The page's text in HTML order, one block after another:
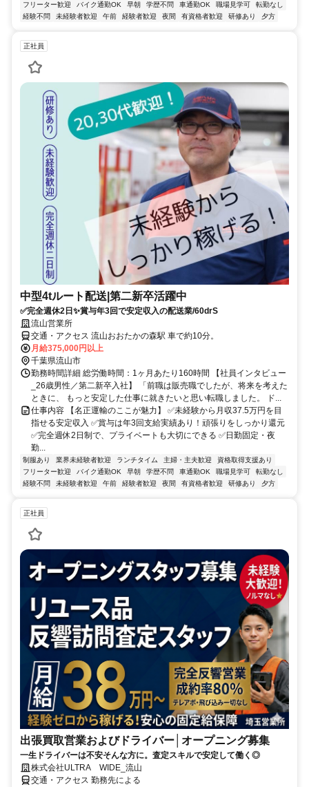
フリーター歓迎
バイク通勤OK 早朝 学歴不問 車通勤OK 職場見学可
転勤なし
経験不問
未経験者歓迎 午前 経験者歓迎 夜間 有資格者歓迎 研修あり 夕方
正社員
中型4tルート配送|第二新卒活躍中
✅完全週休2日✨賞与年3回で安定収入の配送業/60drS
流山営業所
交通・アクセス 流山おおたかの森駅 車で約10分。
月給375,000円以上
千葉県流山市
勤務時間詳細 総労働時間：1ヶ月あたり160時間 【社員インタビュー
_26歳男性／第二新卒入社】 「前職は販売職でしたが、将来を考えた
ときに、 もっと安定した仕事に就きたいと思い転職しました。 ド...
仕事内容 【名正運輸のここが魅力】 ✅未経験から月収37.5万円を目
指せる安定収入 ✅賞与は年3回支給実績あり！頑張りをしっかり還元
✅完全週休2日制で、プライベートも大切にできる ✅日勤固定・夜
勤...
制服あり 業界未経験者歓迎 ランチタイム 主婦・主夫歓迎
資格取得支援あり
フリーター歓迎
バイク通勤OK 早朝 学歴不問 車通勤OK 職場見学可
転勤なし
経験不問
未経験者歓迎 午前 経験者歓迎 夜間 有資格者歓迎 研修あり 夕方
正社員
出張買取営業およびドライバー│オープニング募集
一生ドライバーは不安そんな方に。査定スキルで安定して働く◎
株式会社ULTRA WIDE_流山
交通・アクセス 勤務先による